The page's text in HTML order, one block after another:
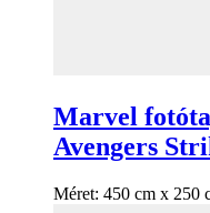
Marvel
Avengers
Méret: 450 cm x 250